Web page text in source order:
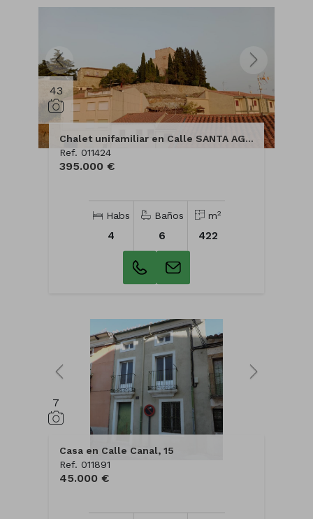
43
Chalet unifamiliar en Calle SANTA AGUEDA
Ref. 011424
395.000 €
Habs
4
Baños
6
m2
422
7
Casa en Calle Canal, 15
Ref. 011891
45.000 €